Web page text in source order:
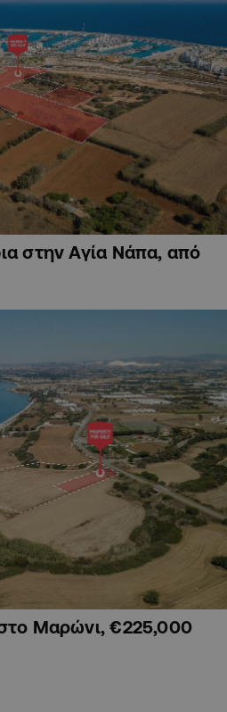
στην Αγία Νάπα, από
Μαρώνι, €225,000